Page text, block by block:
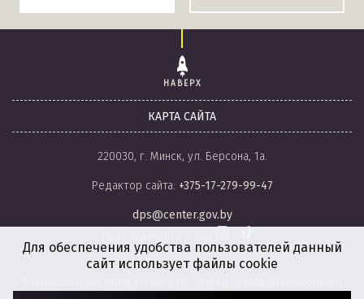
НАВЕРХ
КАРТА САЙТА
220030, г. Минск, ул. Берсона, 1а.
Редактор сайта: +375-17-279-99-47
dps@center.gov.by
Для обеспечения удобства пользователей данный
сайт использует файлы cookie